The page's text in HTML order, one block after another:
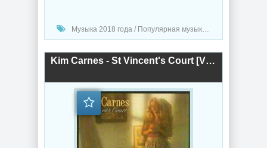
Музыка 2018 года / Популярная музыка / Рок - альтернативная музыка
Kim Carnes - St Vincent's Court [Vinil Rip]- 1979 (2018) торрент